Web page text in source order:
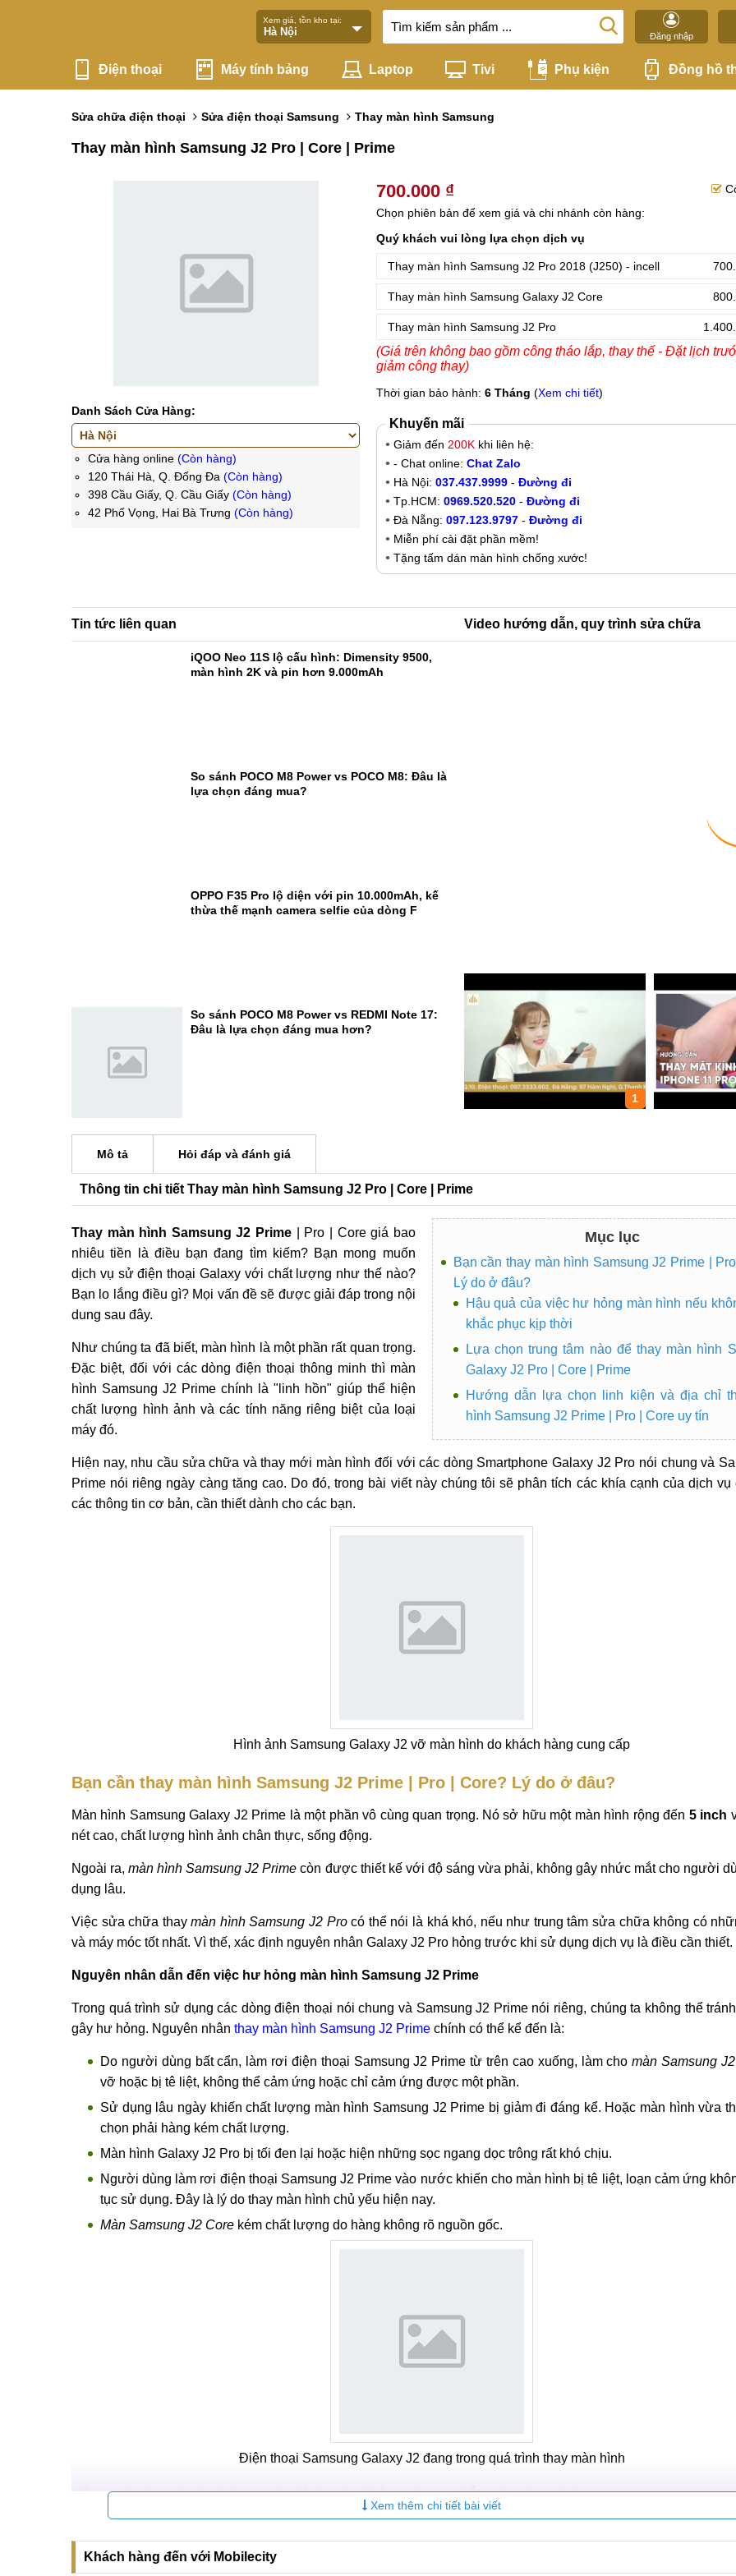
Xem giá, tồn kho tại:
Đăng nhập
Điện thoại Máy tính bảng Laptop Tivi Phụ kiện Đồng hồ
Sửa chữa điện thoại Sửa điện thoại Samsung Thay màn hình Samsung
Thay màn hình Samsung J2 Pro | Core | Prime
Danh Sách Cửa Hàng:
Cửa hàng online (Còn hàng)
120 Thái Hà, Q. Đống Đa (Còn hàng)
398 Cầu Giấy, Q. Cầu Giấy (Còn hàng)
42 Phố Vọng, Hai Bà Trưng (Còn hàng)
700.000 ₫
Chọn phiên bản để xem giá và chi nhánh còn hàng:
Quý khách vui lòng lựa chọn dịch vụ
Thay màn hình Samsung J2 Pro 2018 (J250) - incell
Thay màn hình Samsung Galaxy J2 Core
Thay màn hình Samsung J2 Pro
(Giá trên không bao gồm công tháo lắp, thay thế - Đặt lịch
giảm công thay)
Thời gian bảo hành: 6 Tháng (Xem chi tiết)
Khuyến mãi
Giảm đến 200K khi liên hệ:
- Chat online: Chat Zalo
Hà Nội: 037.437.9999 - Đường đi
Tp.HCM: 0969.520.520 - Đường đi
Đà Nẵng: 097.123.9797 - Đường đi
Miễn phí cài đặt phần mềm!
Tặng tấm dán màn hình chống xước!
Tin tức liên quan
iQOO Neo 11S lộ cấu hình: Dimensity 9500,
màn hình 2K và pin hơn 9.000mAh
So sánh POCO M8 Power vs POCO M8: Đâu là
lựa chọn đáng mua?
OPPO F35 Pro lộ diện với pin 10.000mAh, kế
thừa thế mạnh camera selfie của dòng F
So sánh POCO M8 Power vs REDMI Note 17:
Đâu là lựa chọn đáng mua hơn?
Video hướng dẫn, quy trình sửa chữa
1
Mô tả Hỏi đáp và đánh giá
Thông tin chi tiết Thay màn hình Samsung J2 Pro | Core | Prime
Mục lục
Bạn cần thay màn hình Samsung J2 Prime |
Lý do ở đâu?
Hậu quả của việc hư hỏng màn hình nếu
khắc phục kịp thời
Lựa chọn trung tâm nào để thay màn hình
Galaxy J2 Pro | Core | Prime
Hướng dẫn lựa chọn linh kiện và địa chỉ
hình Samsung J2 Prime | Pro | Core uy tín
Thay màn hình Samsung J2 Prime | Pro | Core giá bao
nhiêu tiền là điều bạn đang tìm kiếm? Bạn mong muốn
dịch vụ sử điện thoại Galaxy với chất lượng như thế nào?
Bạn lo lắng điều gì? Mọi vấn đề sẽ được giải đáp trong nội
dung sau đây.
Như chúng ta đã biết, màn hình là một phần rất quan trọng.
Đặc biệt, đối với các dòng điện thoại thông minh thì màn
hình Samsung J2 Prime chính là "linh hồn" giúp thể hiện
chất lượng hình ảnh và các tính năng riêng biệt của loại
máy đó.
Hiện nay, nhu cầu sửa chữa và thay mới màn hình đối với các dòng Smartphone Galaxy J2 Pro nói chung và
Prime nói riêng ngày càng tăng cao. Do đó, trong bài viết này chúng tôi sẽ phân tích các khía cạnh của dịch
các thông tin cơ bản, cần thiết dành cho các bạn.
Hình ảnh Samsung Galaxy J2 vỡ màn hình do khách hàng cung cấp
Bạn cần thay màn hình Samsung J2 Prime | Pro | Core? Lý do ở đâu?
Màn hình Samsung Galaxy J2 Prime là một phần vô cùng quan trọng. Nó sở hữu một màn hình rộng đến 5 inch
nét cao, chất lượng hình ảnh chân thực, sống động.
Ngoài ra,màn hình Samsung J2 Prime còn được thiết kế với độ sáng vừa phải, không gây nhức mắt cho người
dụng lâu.
Việc sửa chữa thaymàn hình Samsung J2 Procó thể nói là khá khó, nếu như trung tâm sửa chữa không có
và máy móc tốt nhất. Vì thế, xác định nguyên nhân Galaxy J2 Pro hỏng trước khi sử dụng dịch vụ là điều cần thiết.
Nguyên nhân dẫn đến việc hư hỏng màn hình Samsung J2 Prime
Trong quá trình sử dụng các dòng điện thoại nói chung và Samsung J2 Prime nói riêng, chúng ta không thể
gây hư hỏng. Nguyên nhân thay màn hình Samsung J2 Prime chính có thể kể đến là:
Do người dùng bất cẩn, làm rơi điện thoại Samsung J2 Prime từ trên cao xuống, làm chomàn Samsung
vỡ hoặc bị tê liệt, không thể cảm ứng hoặc chỉ cảm ứng được một phần.
Sử dụng lâu ngày khiến chất lượng màn hình Samsung J2 Prime bị giảm đi đáng kể. Hoặc màn hình vừa
chọn phải hàng kém chất lượng.
Màn hình Galaxy J2 Pro bị tối đen lại hoặc hiện những sọc ngang dọc trông rất khó chịu.
Người dùng làm rơi điện thoại Samsung J2 Prime vào nước khiến cho màn hình bị tê liệt, loạn cảm ứng
tục sử dụng. Đây là lý do thay màn hình chủ yếu hiện nay.
Màn Samsung J2 Core kém chất lượng do hàng không rõ nguồn gốc.
Điện thoại Samsung Galaxy J2 đang trong quá trình thay màn hình
Hậu quả của việc hư hỏng màn hình nếu không được khắc phục kịp thời
Xem thêm chi tiết bài viết
Khách hàng đến với Mobilecity